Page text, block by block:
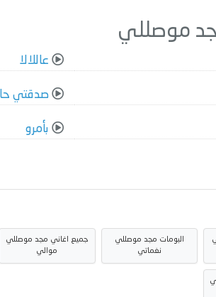
موصللي
عاللالا
صدقتي
بأمرو
البومات مجد موصللي
نغماتي
جميع اغاني مجد موصللي
موالي